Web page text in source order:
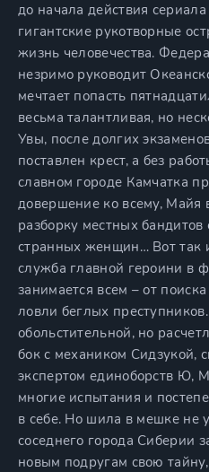
до начала действия
гигантские рукотворные
жизнь человечества.
незримо руководит
мечтает попасть
весьма талантливая, но
Увы, после долгих
поставлен крест, а без
славном городе Камчатка
довершение ко всему, Майя
разборку местных бандитов
странных женщин… Вот так
служба главной героини в
занимается всем – от
ловли беглых
обольстительной, но
бок с механиком Сидзукой,
экспертом единоборств Ю,
многие испытания и
в себе. Но шила в мешке не
соседнего города Сиберии
новым подругам свою